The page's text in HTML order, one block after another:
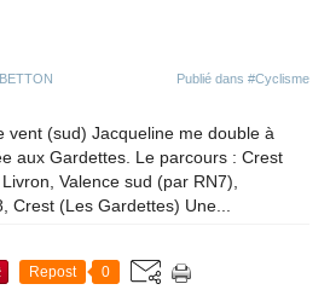
Publié dans #Cyclisme
vent (sud) Jacqueline me double à
aux Gardettes. Le parcours : Crest
Valence sud (par RN7),
Crest (Les Gardettes) Une...
Repost 0